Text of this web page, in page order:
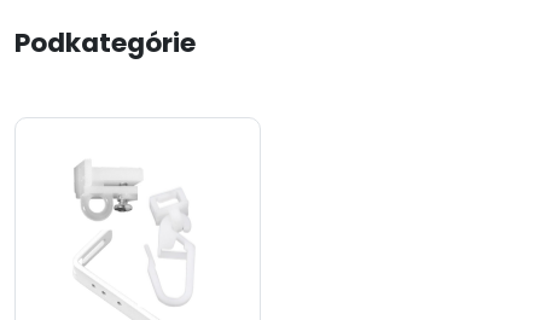
Podkategórie